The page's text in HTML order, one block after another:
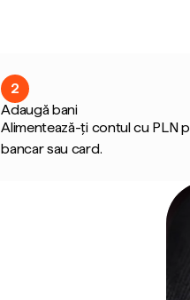
2
Adaugă bani
Alimentează-ți contul cu PLN
bancar sau card.